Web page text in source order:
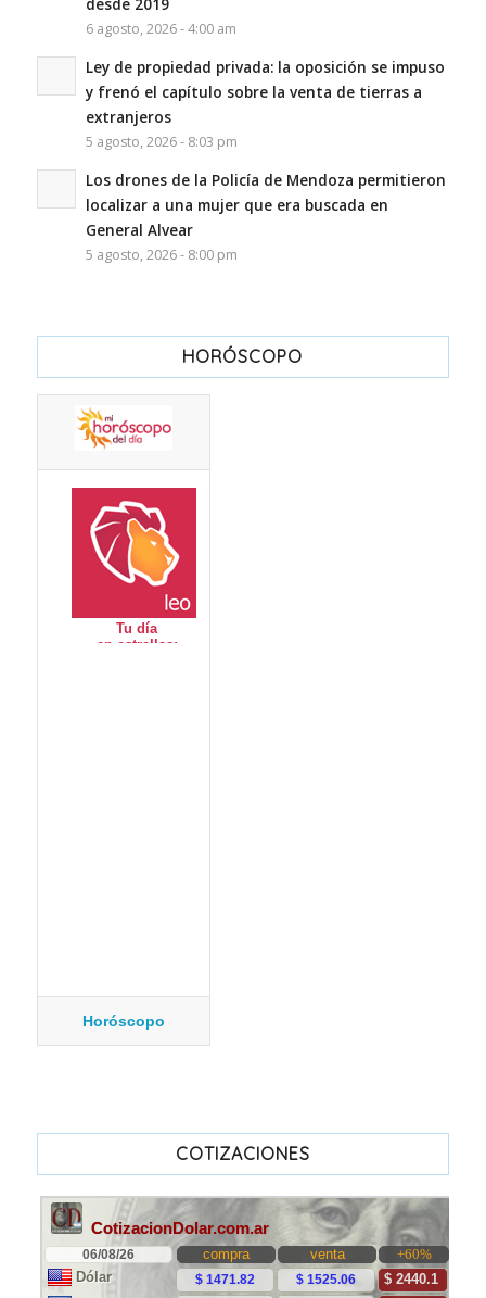
desde 2019
6 agosto, 2026 - 4:00 am
Ley de propiedad privada: la oposición se impuso
y frenó el capítulo sobre la venta de tierras a
extranjeros
5 agosto, 2026 - 8:03 pm
Los drones de la Policía de Mendoza permitieron
localizar a una mujer que era buscada en
General Alvear
5 agosto, 2026 - 8:00 pm
HORÓSCOPO
Horóscopo
COTIZACIONES